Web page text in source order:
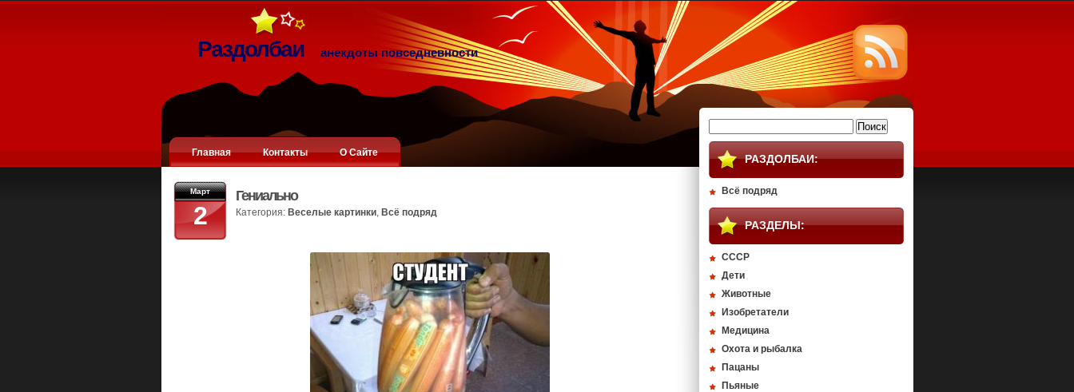
Раздолбаи анекдоты повседневности
Главная Контакты О Сайте
Март
2
Гениально
Категория: Веселые картинки, Всё подряд
РАЗДОЛБАИ:
Всё подряд
РАЗДЕЛЫ:
СССР
Дети
Животные
Изобретатели
Медицина
Охота и рыбалка
Пацаны
Пьяные